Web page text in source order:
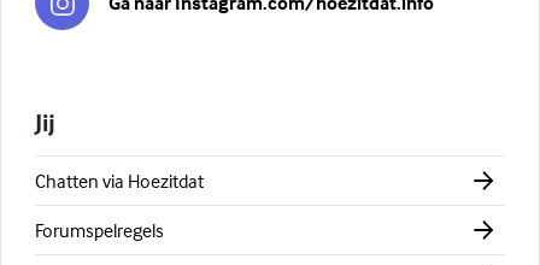
Jij
Chatten via Hoezitdat
Forumspelregels